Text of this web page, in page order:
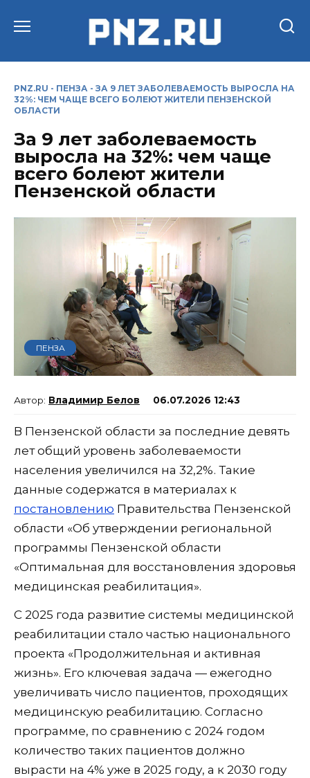
PNZ.RU - ПЕНЗА - ЗА 9 ЛЕТ ЗАБОЛЕВАЕМОСТЬ ВЫРОСЛА НА
32%: ЧЕМ ЧАЩЕ ВСЕГО БОЛЕЮТ ЖИТЕЛИ ПЕНЗЕНСКОЙ
ОБЛАСТИ
За 9 лет заболеваемость
выросла на 32%: чем чаще
всего болеют жители
Пензенской области
ПЕНЗА
Владимир Белов 06.07.2026 12:43
В Пензенской области за последние девять
лет общий уровень заболеваемости
населения увеличился на 32,2%. Такие
данные содержатся в материалах к
постановлению Правительства Пензенской
области «Об утверждении региональной
программы Пензенской области
«Оптимальная для восстановления здоровья
медицинская реабилитация».
С 2025 года развитие системы медицинской
реабилитации стало частью национального
проекта «Продолжительная и активная
жизнь». Его ключевая задача — ежегодно
увеличивать число пациентов, проходящих
медицинскую реабилитацию. Согласно
программе, по сравнению с 2024 годом
количество таких пациентов должно
вырасти на 4% уже в 2025 году, а к 2030 году